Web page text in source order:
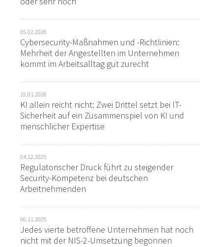
05.02.2026
Cybersecurity-Maßnahmen und -Richtlinien:
Mehrheit der Angestellten im Unternehmen
kommt im Arbeitsalltag gut zurecht
15.01.2026
KI allein reicht nicht: Zwei Drittel setzt bei IT-
Sicherheit auf ein Zusammenspiel von KI und
menschlicher Expertise
04.12.2025
Regulatorischer Druck führt zu steigender
Security-Kompetenz bei deutschen
Arbeitnehmenden
06.11.2025
Jedes vierte betroffene Unternehmen hat noch
nicht mit der NIS-2-Umsetzung begonnen